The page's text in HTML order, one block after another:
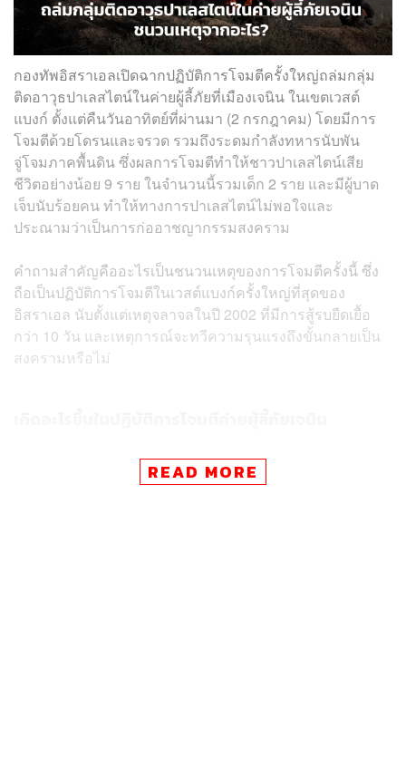
กองทัพอิสราเอลเปิดฉากปฏิบัติการโจมตีครั้งใหญ่ถล่มกลุ่ม
ติดอาวุธปาเลสไตน์ในค่ายผู้ลี้ภัยที่เมืองเจนิน ในเขตเวสต์
แบงก์ ตั้งแต่คืนวันอาทิตย์ที่ผ่านมา (2 กรกฎาคม) โดยมีการ
โจมตีด้วยโดรนและจรวด รวมถึงระดมกำลังทหารนับพัน
จู่โจมภาคพื้นดิน ซึ่งผลการโจมตีทำให้ชาวปาเลสไตน์เสีย
ชีวิตอย่างน้อย 9 ราย ในจำนวนนี้รวมเด็ก 2 ราย และมีผู้บาด
เจ็บนับร้อยคน ทำให้ทางการปาเลสไตน์ไม่พอใจและ
ประณามว่าเป็นการก่ออาชญากรรมสงคราม
คำถามสำคัญคืออะไรเป็นชนวนเหตุของการโจมตีครั้งนี้ ซึ่ง
ถือเป็นปฏิบัติการโจมตีในเวสต์แบงก์ครั้งใหญ่ที่สุดของ
อิสราเอล นับตั้งแต่เหตุจลาจลในปี 2002 ที่มีการสู้รบยืดเยื้อ
กว่า 10 วัน และเหตุการณ์จะทวีความรุนแรงถึงขั้นกลายเป็น
สงครามหรือไม่
กองทัพอิสราเอลเปิดฉากปฏิบัติการโจมตีในเจนินด้วย
READ MORE